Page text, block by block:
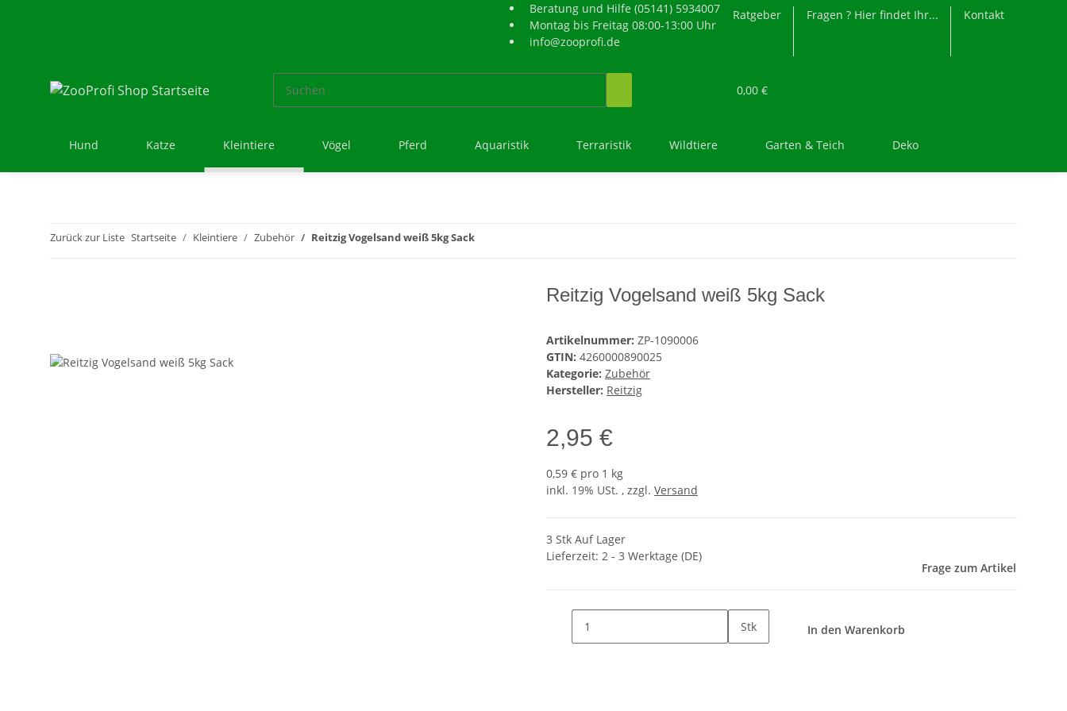
Ratgeber Fragen ? Hier findet Ihr... Kontakt
Beratung und Hilfe (05141) 5934007
Montag bis Freitag 08:00-13:00 Uhr
info@zooprofi.de
0,00 €
Hund Katze Kleintiere Vögel Pferd Aquaristik Terraristik Wildtiere Garten & Teich Deko
Zurück zur Liste Startseite Kleintiere Zubehör Reitzig Vogelsand weiß 5kg Sack
Reitzig Vogelsand weiß 5kg Sack
Artikelnummer: ZP-1090006
GTIN: 4260000890025
Kategorie: Zubehör
Hersteller: Reitzig
2,95 €
0,59 € pro 1 kg
inkl. 19% USt. , zzgl. Versand
3 Stk Auf Lager
Lieferzeit: 2 - 3 Werktage (DE)
Frage zum Artikel
Stk In den Warenkorb